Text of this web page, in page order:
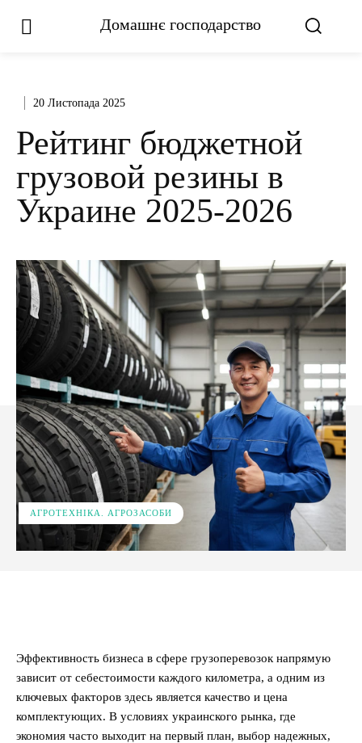
Домашнє господарство
20 Листопада 2025
Рейтинг бюджетной
грузовой резины в
Украине 2025-2026
АГРОТЕХНІКА. АГРОЗАСОБИ
Эффективность бизнеса в сфере грузоперевозок напрямую
зависит от себестоимости каждого километра, а одним из
ключевых факторов здесь является качество и цена
комплектующих. В условиях украинского рынка, где
экономия часто выходит на первый план, выбор надежных,